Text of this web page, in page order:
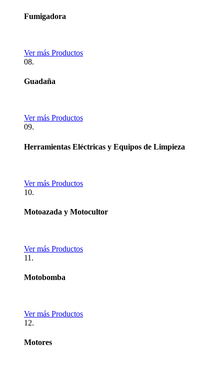
Fumigadora
Ver más Productos
08.
Guadaña
Ver más Productos
09.
Herramientas Eléctricas y Equipos de Limpieza
Ver más Productos
10.
Motoazada y Motocultor
Ver más Productos
11.
Motobomba
Ver más Productos
12.
Motores